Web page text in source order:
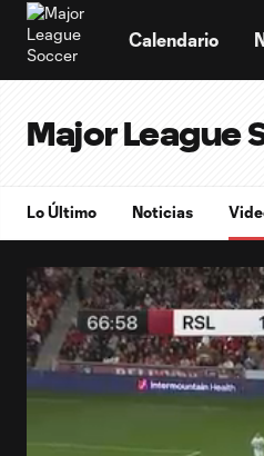
Calendario
Major League
Lo Último Noticias